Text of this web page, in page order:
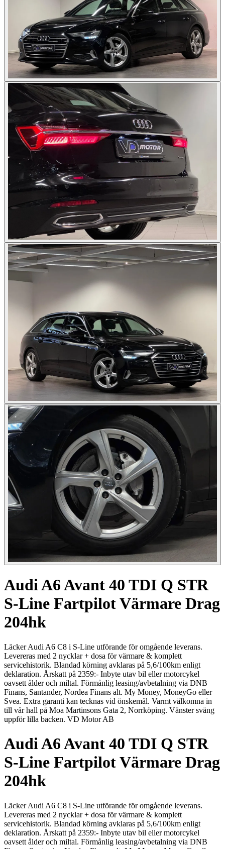
Audi A6 Avant 40 TDI Q STR
S-Line Fartpilot Värmare Drag
204hk
Läcker Audi A6 C8 i S-Line utförande för omgående leverans.
Levereras med 2 nycklar + dosa för värmare & komplett
servicehistorik. Blandad körning avklaras på 5,6/100km enligt
deklaration. Årskatt på 2359:- Inbyte utav bil eller motorcykel
oavsett ålder och miltal. Förmånlig leasing/avbetalning via DNB
Finans, Santander, Nordea Finans alt. My Money, MoneyGo eller
Svea. Extra garanti kan tecknas vid önskemål. Varmt välkomna in
till vår hall på Moa Martinsons Gata 2, Norrköping. Vänster sväng
uppför lilla backen. VD Motor AB
Audi A6 Avant 40 TDI Q STR
S-Line Fartpilot Värmare Drag
204hk
Läcker Audi A6 C8 i S-Line utförande för omgående leverans.
Levereras med 2 nycklar + dosa för värmare & komplett
servicehistorik. Blandad körning avklaras på 5,6/100km enligt
deklaration. Årskatt på 2359:- Inbyte utav bil eller motorcykel
oavsett ålder och miltal. Förmånlig leasing/avbetalning via DNB